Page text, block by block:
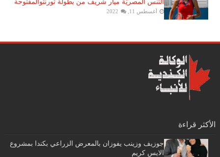
التنس​ المصريّة ​ميار شريف​ من بطولة ​تورنتو​المفتوحة
أغسطس 11, 2022
الأكثر قراءة
جوزيف وزينب يفوزان بالمعرض الزراعي بكندا بمشروع
الايس كريم